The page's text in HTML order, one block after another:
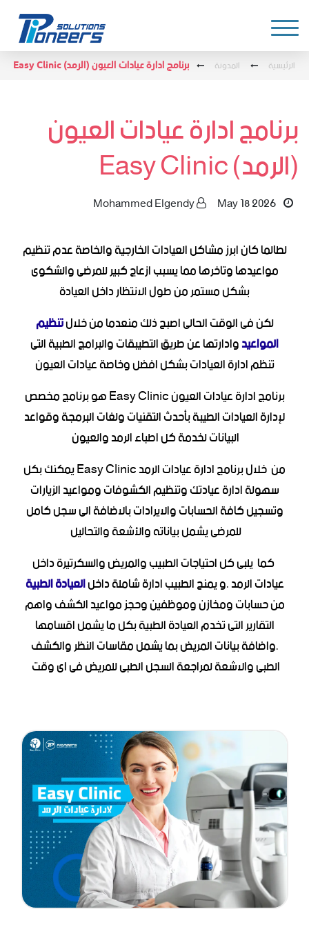
الرئيسية المدونة برنامج ادارة عيادات العيون (الرمد) Easy Clinic
برنامج ادارة عيادات العيون
(الرمد) Easy Clinic
May 18 2026
Mohammed Elgendy
لطالما كان ابرز مشاكل العيادات الخارجية والخاصة عدم تنظيم
مواعيدها وتاخرها مما يسبب ازعاج كبير للمرضى والشكوى
بشكل مستمر من طول الانتظار داخل العيادة
لكن فى الوقت الحالى اصبح ذلك منعدما من خلالتنظيم
المواعيدوادارتها عن طريق التطيبقات والبرامج الطبية التى
تنظم ادارة العيادات بشكل افضل وخاصة عيادات العيون
برنامج ادارة عيادات العيون Easy Clinic هو برنامج مخصص
لإدارة العيادات الطيبة بأحدث التقنيات ولغات البرمجة وقواعد
البيانات لخدمة كل اطباء الرمد والعيون
من خلال برنامج ادارة عيادات الرمد Easy Clinic يمكنك بكل
سهولة ادارة عيادتك وتنظيم الكشوفات ومواعيد الزيارات
وتسجيل كافة الحسابات والايرادات بالاضافة الى سجل كامل
للمرضى يشمل بياناته والأشعة والتحاليل
كما يلبى كل احتياجات الطبيب والمريض والسكرتيرة داخل
عيادات الرمد .و يمنح الطبيب ادارة شاملة داخلالعيادة الطبية
من حسابات ومخازن وموظفين وحجز مواعيد الكشف واهم
التقارير التى تخدم العيادة الطبية بكل ما يشمل اقسامها
.واضافة بيانات المريض بما يشمل مقاسات النظر والكشف
الطبى والاشعة لمراجعة السجل الطبى للمريض فى اى وقت